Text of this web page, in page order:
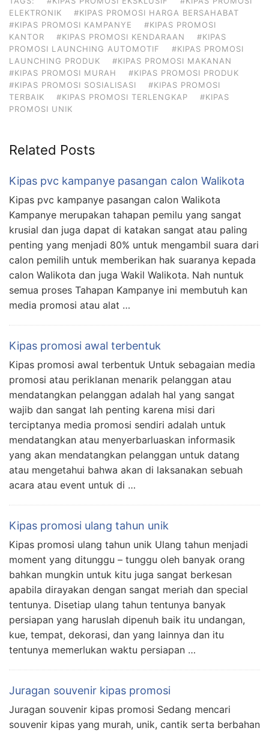
ELEKTRONIK
#KIPAS PROMOSI HARGA BERSAHABAT
#KIPAS PROMOSI KAMPANYE
#KIPAS PROMOSI
KANTOR
#KIPAS PROMOSI KENDARAAN
#KIPAS
PROMOSI LAUNCHING AUTOMOTIF
#KIPAS PROMOSI
LAUNCHING PRODUK
#KIPAS PROMOSI MAKANAN
#KIPAS PROMOSI MURAH
#KIPAS PROMOSI PRODUK
#KIPAS PROMOSI SOSIALISASI
#KIPAS PROMOSI
TERBAIK
#KIPAS PROMOSI TERLENGKAP
#KIPAS
PROMOSI UNIK
Related Posts
Kipas pvc kampanye pasangan calon Walikota
Kipas pvc kampanye pasangan calon Walikota
Kampanye merupakan tahapan pemilu yang sangat
krusial dan juga dapat di katakan sangat atau paling
penting yang menjadi 80% untuk mengambil suara dari
calon pemilih untuk memberikan hak suaranya kepada
calon Walikota dan juga Wakil Walikota. Nah nuntuk
semua proses Tahapan Kampanye ini membutuh kan
media promosi atau alat …
Kipas promosi awal terbentuk
Kipas promosi awal terbentuk Untuk sebagaian media
promosi atau periklanan menarik pelanggan atau
mendatangkan pelanggan adalah hal yang sangat
wajib dan sangat lah penting karena misi dari
terciptanya media promosi sendiri adalah untuk
mendatangkan atau menyerbarluaskan informasik
yang akan mendatangkan pelanggan untuk datang
atau mengetahui bahwa akan di laksanakan sebuah
acara atau event untuk di …
Kipas promosi ulang tahun unik
Kipas promosi ulang tahun unik Ulang tahun menjadi
moment yang ditunggu – tunggu oleh banyak orang
bahkan mungkin untuk kitu juga sangat berkesan
apabila dirayakan dengan sangat meriah dan special
tentunya. Disetiap ulang tahun tentunya banyak
persiapan yang haruslah dipenuh baik itu undangan,
kue, tempat, dekorasi, dan yang lainnya dan itu
tentunya memerlukan waktu persiapan …
Juragan souvenir kipas promosi
Juragan souvenir kipas promosi Sedang mencari
souvenir kipas yang murah, unik, cantik serta berbahan